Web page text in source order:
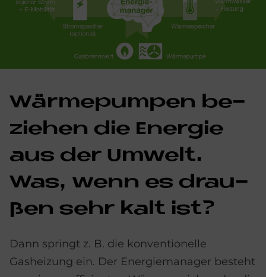
Wär­me­pum­pen be­
zie­hen die En­er­gie
aus der Um­welt.
Was, wenn es drau­
ßen sehr kalt ist?
Dann springt z. B. die konventionelle
Gasheizung ein. Der Energiemanager besteht